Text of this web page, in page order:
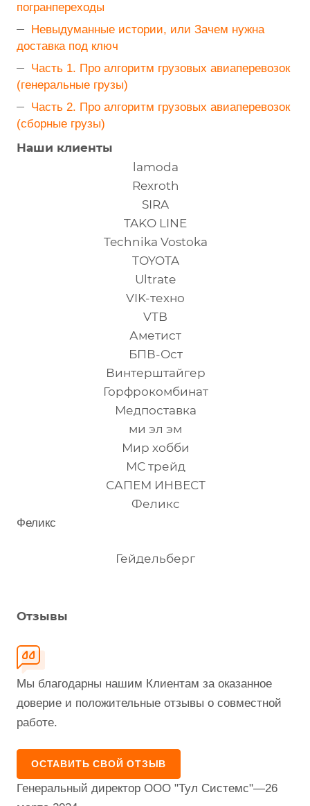
погранпереходы
Невыдуманные истории, или Зачем нужна
доставка под ключ
Часть 1. Про алгоритм грузовых авиаперевозок
(генеральные грузы)
Часть 2. Про алгоритм грузовых авиаперевозок
(сборные грузы)
Наши клиенты
lamoda
Rexroth
SIRA
TAKO LINE
Technika Vostoka
TOYOTA
Ultrate
VIK-техно
VTB
Аметист
БПВ-Ост
Винтерштайгер
Горфрокомбинат
Медпоставка
ми эл эм
Мир хобби
МС трейд
САПЕМ ИНВЕСТ
Феликс
Феликс
Гейдельберг
Отзывы
Мы благодарны нашим Клиентам за оказанное
доверие и положительные отзывы о совместной
работе.
ОСТАВИТЬ СВОЙ ОТЗЫВ
Генеральный директор ООО "Тул Системс"—26